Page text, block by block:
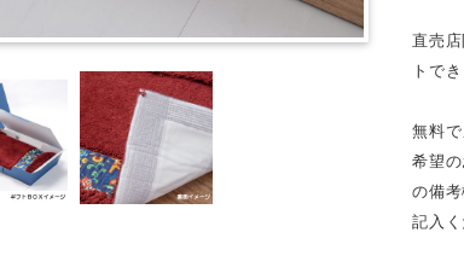
直売
トでき
無料
希望
の備
記入く